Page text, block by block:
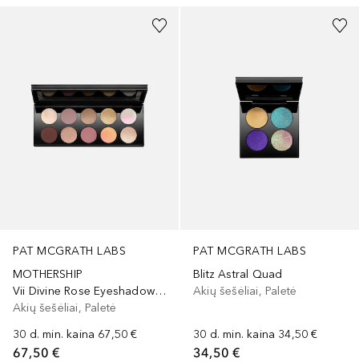
PAT MCGRATH LABS
MOTHERSHIP
Vii Divine Rose Eyeshadow Palette
Akių šešėliai, Paletė
30 d. min. kaina 67,50 €
67,50 €
PAT MCGRATH LABS
Blitz Astral Quad
Akių šešėliai, Paletė
30 d. min. kaina 34,50 €
34,50 €